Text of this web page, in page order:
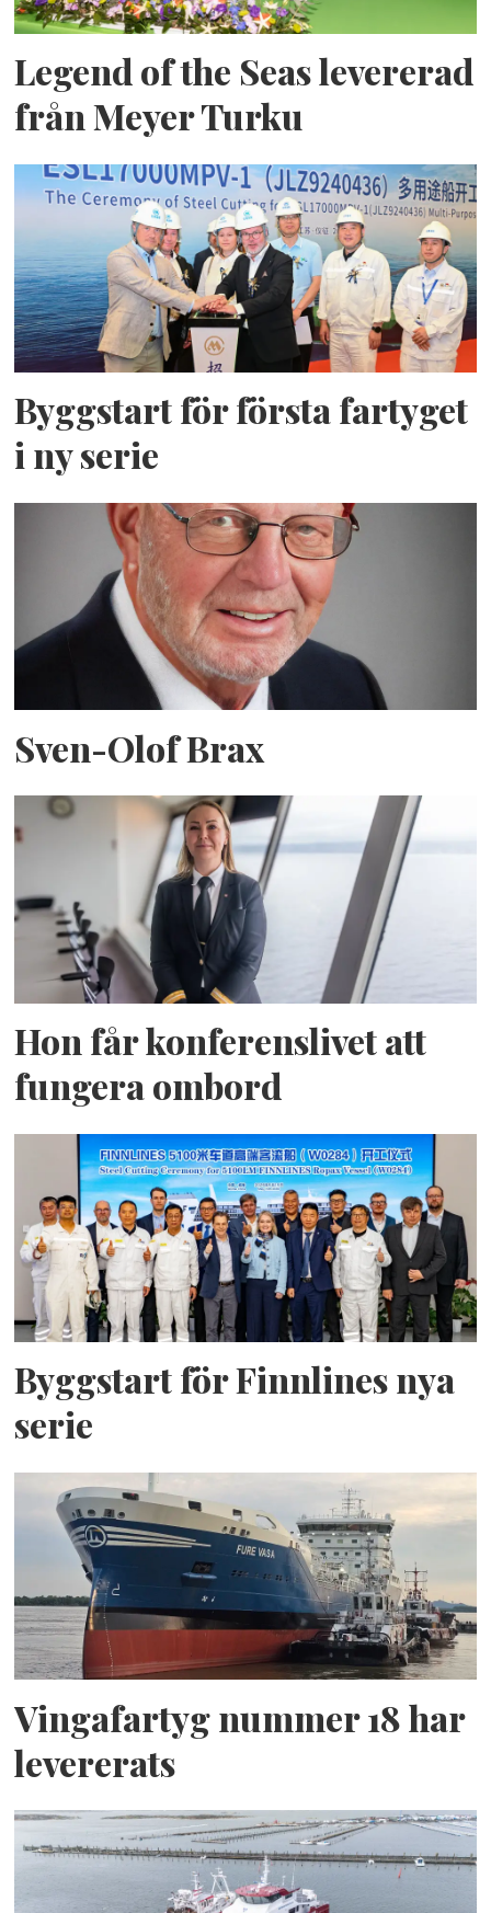
Legend of the Seas levererad
från Meyer Turku
Byggstart för första fartyget
i ny serie
Sven-Olof Brax
Hon får konferenslivet att
fungera ombord
Byggstart för Finnlines nya
serie
Vingafartyg nummer 18 har
levererats